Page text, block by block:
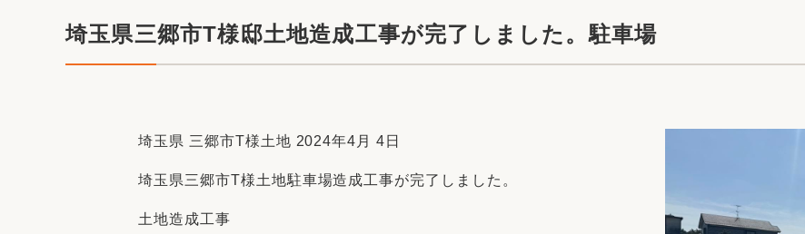
お客さまの声 3Dシミュレーション
埼玉県三郷市T様邸土地造成工事が完了しました。駐車場
埼玉県 三郷市T様土地 2024年4月 4日
埼玉県三郷市T様土地駐車場造成工事が完了しました。
土地造成工事